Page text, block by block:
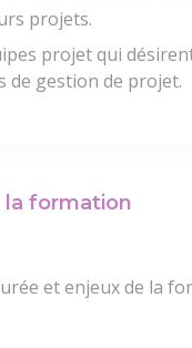
projets.
projet qui
de gestion de projet.
la formation
et enjeux de la